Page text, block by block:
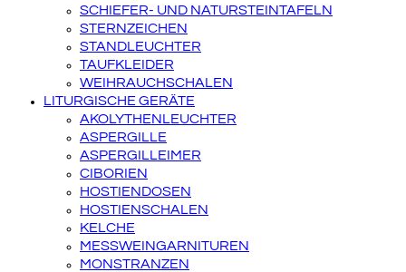
SCHIEFER- UND NATURSTEINTAFELN
STERNZEICHEN
STANDLEUCHTER
TAUFKLEIDER
WEIHRAUCHSCHALEN
LITURGISCHE GERÄTE
AKOLYTHENLEUCHTER
ASPERGILLE
ASPERGILLEIMER
CIBORIEN
HOSTIENDOSEN
HOSTIENSCHALEN
KELCHE
MESSWEINGARNITUREN
MONSTRANZEN